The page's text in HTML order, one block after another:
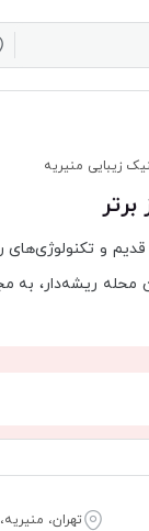
زیبایی منیریه
قدیم و
به
تهران،